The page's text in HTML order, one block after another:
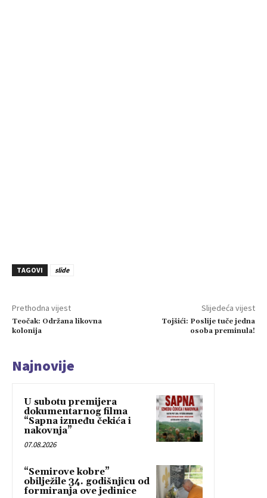
TAGOVI slide
Prethodna vijest
Teočak: Održana likovna
kolonija
Slijedeća vijest
Tojšići: Poslije tuče jedna
osoba preminula!
Najnovije
U subotu premijera
dokumentarnog filma
“Sapna između čekića i
nakovnja”
07.08.2026
“Semirove kobre”
obilježile 34. godišnjicu od
formiranja ove jedinice